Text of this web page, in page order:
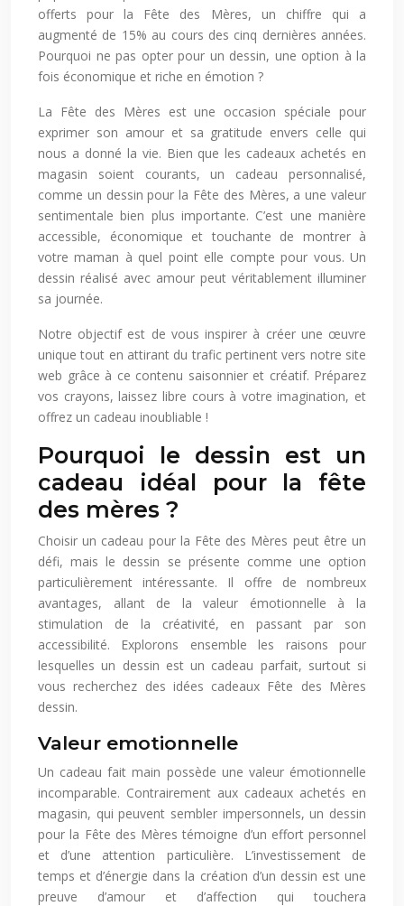
offerts pour la Fête des Mères, un chiffre qui a
augmenté de 15% au cours des cinq dernières années.
Pourquoi ne pas opter pour un dessin, une option à la
fois économique et riche en émotion ?
La Fête des Mères est une occasion spéciale pour
exprimer son amour et sa gratitude envers celle qui
nous a donné la vie. Bien que les cadeaux achetés en
magasin soient courants, un cadeau personnalisé,
comme un dessin pour la Fête des Mères, a une valeur
sentimentale bien plus importante. C’est une manière
accessible, économique et touchante de montrer à
votre maman à quel point elle compte pour vous. Un
dessin réalisé avec amour peut véritablement illuminer
sa journée.
Notre objectif est de vous inspirer à créer une œuvre
unique tout en attirant du trafic pertinent vers notre site
web grâce à ce contenu saisonnier et créatif. Préparez
vos crayons, laissez libre cours à votre imagination, et
offrez un cadeau inoubliable !
Pourquoi le dessin est un
cadeau idéal pour la fête
des mères ?
Choisir un cadeau pour la Fête des Mères peut être un
défi, mais le dessin se présente comme une option
particulièrement intéressante. Il offre de nombreux
avantages, allant de la valeur émotionnelle à la
stimulation de la créativité, en passant par son
accessibilité. Explorons ensemble les raisons pour
lesquelles un dessin est un cadeau parfait, surtout si
vous recherchez des idées cadeaux Fête des Mères
dessin.
Valeur emotionnelle
Un cadeau fait main possède une valeur émotionnelle
incomparable. Contrairement aux cadeaux achetés en
magasin, qui peuvent sembler impersonnels, un dessin
pour la Fête des Mères témoigne d’un effort personnel
et d’une attention particulière. L’investissement de
temps et d’énergie dans la création d’un dessin est une
preuve d’amour et d’affection qui touchera